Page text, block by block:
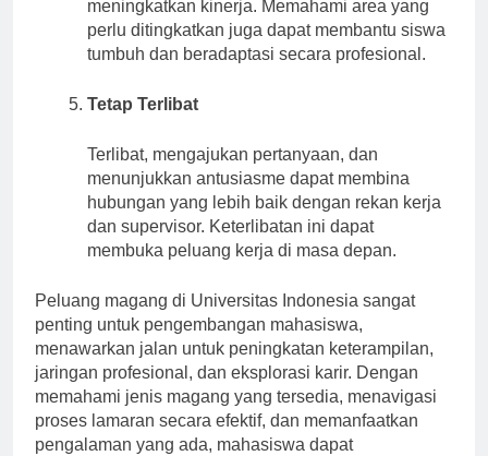
meningkatkan kinerja. Memahami area yang
perlu ditingkatkan juga dapat membantu siswa
tumbuh dan beradaptasi secara profesional.
Tetap Terlibat
Terlibat, mengajukan pertanyaan, dan
menunjukkan antusiasme dapat membina
hubungan yang lebih baik dengan rekan kerja
dan supervisor. Keterlibatan ini dapat
membuka peluang kerja di masa depan.
Peluang magang di Universitas Indonesia sangat
penting untuk pengembangan mahasiswa,
menawarkan jalan untuk peningkatan keterampilan,
jaringan profesional, dan eksplorasi karir. Dengan
memahami jenis magang yang tersedia, menavigasi
proses lamaran secara efektif, dan memanfaatkan
pengalaman yang ada, mahasiswa dapat